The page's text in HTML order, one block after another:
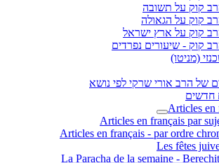
קוק על תשובה
קוק על הגאולה
קוק על ארץ ישראל
קוק - שיעורים נפרדים
(מניטו)
של הרב אורי שרקי לפי נושא
חדשים
Articles en
Articles en français par
Les fêtes
La Paracha de la semaine -